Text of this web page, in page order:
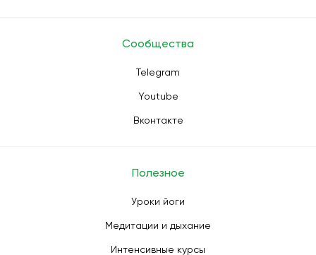
Сообщества
Telegram
Youtube
Вконтакте
Полезное
Уроки йоги
Медитации и дыхание
Интенсивные курсы